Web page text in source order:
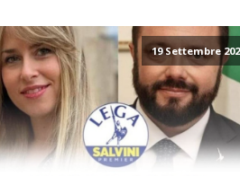
19 Settembre